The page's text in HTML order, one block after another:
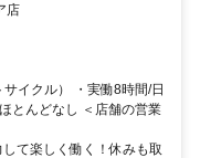
店
イクル） ・実働8時間/日
とんどなし ＜店舗の営業
て楽しく働く！休みも取